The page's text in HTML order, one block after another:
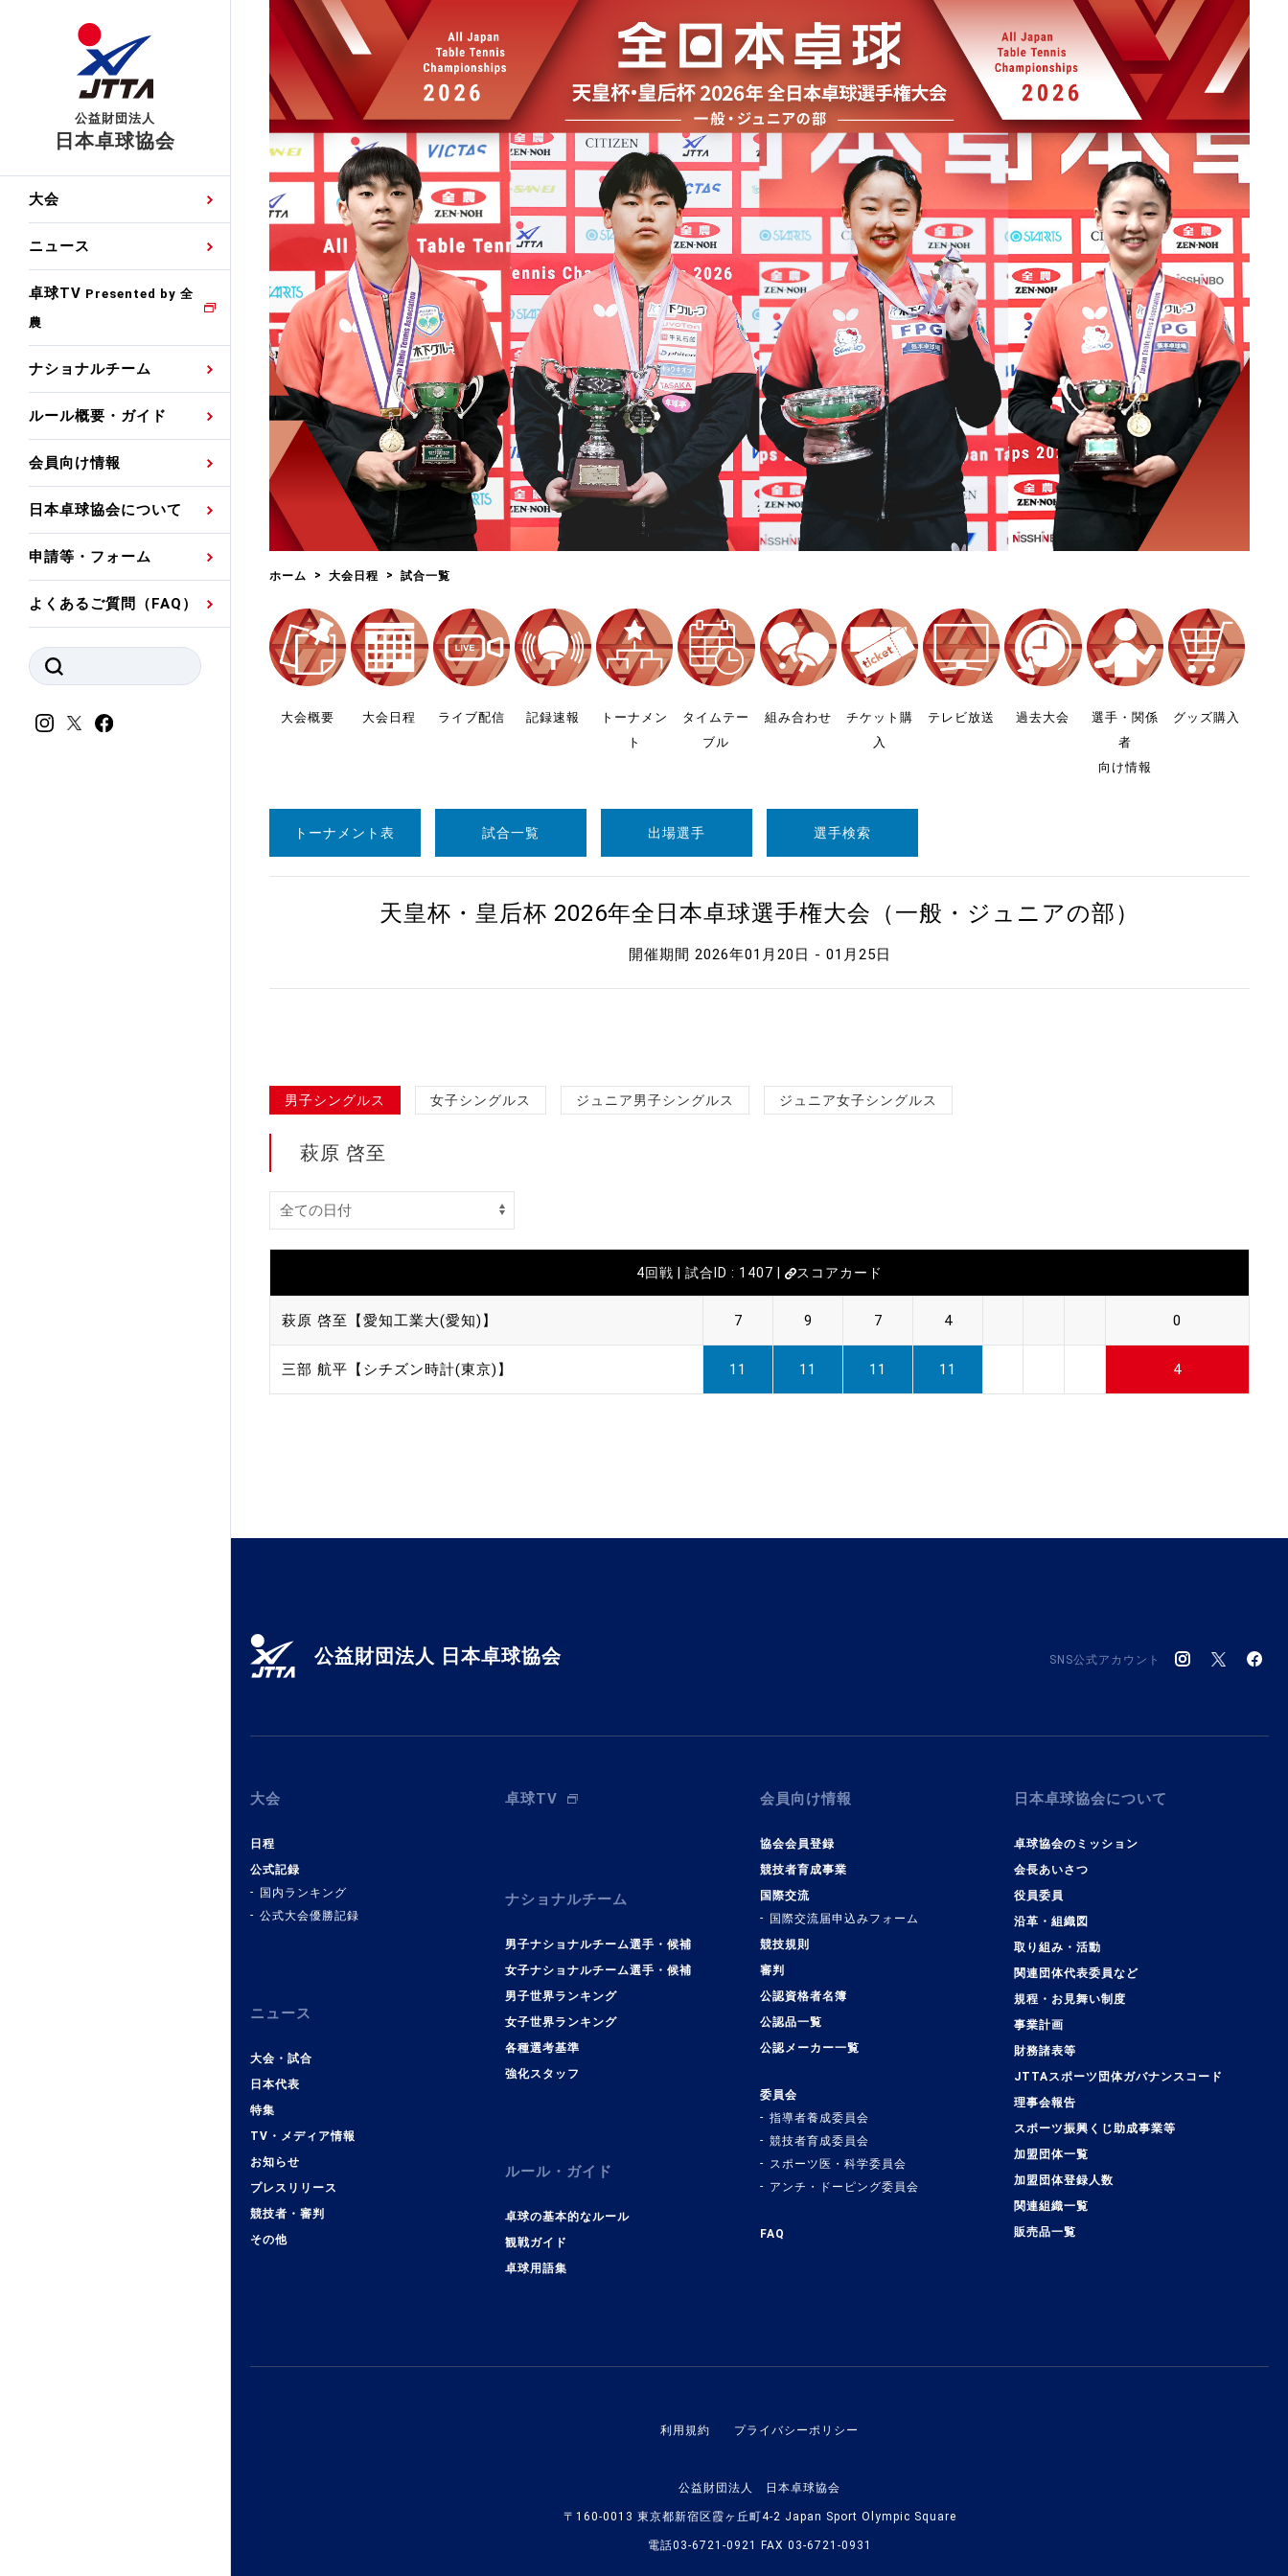
公益財団法人
日本卓球協会
大会 日程
公式記録
国内ランキング
公式大会優勝記録
ニュース
大会・試合
日本代表
特集
TV・メディア情報
お知らせ
プレスリリース
競技者(パスウェイ)・審判
その他
卓球TV Presented by 全
農
ナショナルチーム
男子ナショナルチーム選
手・候補
女子ナショナルチーム選
手・候補
男子世界ランキング
女子世界ランキング
各種選考基準
強化スタッフ
ルール概要・ガイド
卓球の基本的なルール
競技規則
観戦ガイド
卓球用語集
スポーツ栄養カルタ
会員向け情報
協会会員登録
ゼッケンについて
競技者育成事業
審判
指導者
公認資格者名簿
公認品一覧
公認メーカー一覧
委員会
指導者養成委員会
競技者育成委員会
スポーツ医・科学委員会
日本卓球協会について
卓球協会のミッション
会長あいさつ
役員委員
沿革・組織図
取り組み・活動
関連団体代表委員など
規程・お見舞い制度
ハンドブックデータ
事業計画・事業報告
財務諸表等
JTTAスポーツ団体ガバナ
ンスコード
販売品一覧
申請等・フォーム
国際交流届申込みフォーム
国際大会自主参加申請
競技ウエア広告申請
競技ウエアチーム名申請
日本卓球ルールのお問い合
わせ
審判員ネームプレート制作
申込
よくあるご質問（FAQ）
ホーム 大会日程 試合一覧
大会概要 大会日程 ライブ配信 記録速報
トーナメン
ト
タイムテー
ブル
組み合わせ
チケット購
入
テレビ放送 過去大会
選手・関係
者
向け情報
グッズ購入
トーナメント表 試合一覧 出場選手 選手検索
天皇杯・皇后杯 2026年全日本卓球選手権大会（一般・ジュニアの部）
開催期間 2026年01月20日 - 01月25日
男子シングルス 女子シングルス ジュニア男子シングルス ジュニア女子シングルス
萩原 啓至
4回戦 | 試合ID : 1407 | スコアカード
萩原 啓至【愛知工業大(愛知)】 7 9 7 4 0
三部 航平【シチズン時計(東京)】 11 11 11 11 4
公益財団法人 日本卓球協会 SNS公式アカウント
大会
日程
公式記録
国内ランキング
公式大会優勝記録
ニュース
大会・試合
日本代表
特集
TV・メディア情報
お知らせ
プレスリリース
競技者・審判
その他
卓球TV
ナショナルチーム
男子ナショナルチーム選手・候補
女子ナショナルチーム選手・候補
男子世界ランキング
女子世界ランキング
各種選考基準
強化スタッフ
ルール・ガイド
卓球の基本的なルール
観戦ガイド
卓球用語集
会員向け情報
協会会員登録
競技者育成事業
国際交流
国際交流届申込みフォーム
競技規則
審判
公認資格者名簿
公認品一覧
公認メーカー一覧
委員会
指導者養成委員会
競技者育成委員会
スポーツ医・科学委員会
アンチ・ドーピング委員会
FAQ
日本卓球協会について
卓球協会のミッション
会長あいさつ
役員委員
沿革・組織図
取り組み・活動
関連団体代表委員など
規程・お見舞い制度
事業計画
財務諸表等
JTTAスポーツ団体ガバナンスコード
理事会報告
スポーツ振興くじ助成事業等
加盟団体一覧
加盟団体登録人数
関連組織一覧
販売品一覧
利用規約 プライバシーポリシー
公益財団法人 日本卓球協会
〒160-0013 東京都新宿区霞ヶ丘町4-2 Japan Sport Olympic Square
電話03-6721-0921 FAX 03-6721-0931